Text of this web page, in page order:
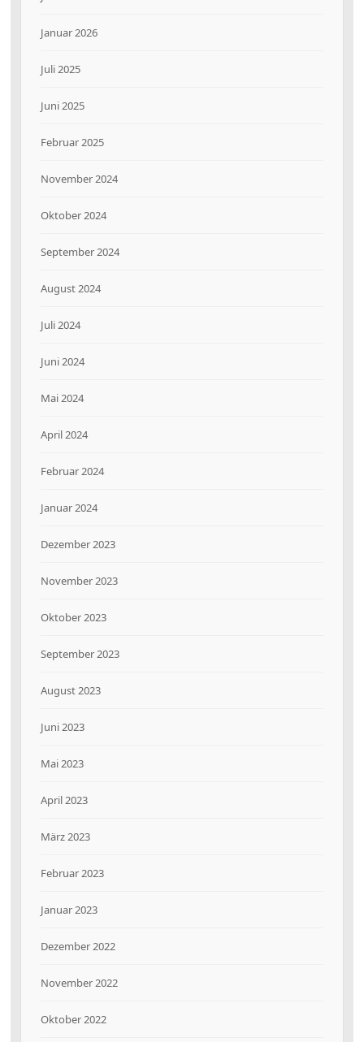
Januar 2026
Juli 2025
Juni 2025
Februar 2025
November 2024
Oktober 2024
September 2024
August 2024
Juli 2024
Juni 2024
Mai 2024
April 2024
Februar 2024
Januar 2024
Dezember 2023
November 2023
Oktober 2023
September 2023
August 2023
Juni 2023
Mai 2023
April 2023
März 2023
Februar 2023
Januar 2023
Dezember 2022
November 2022
Oktober 2022